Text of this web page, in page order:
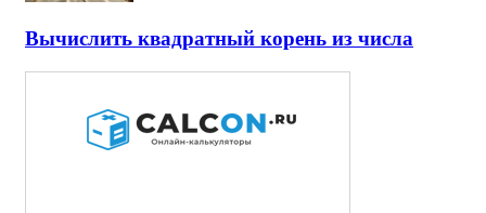
Вычислить квадратный корень из числа